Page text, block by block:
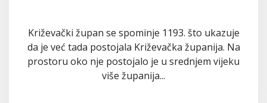
Križevački župan se spominje 1193. što ukazuje
da je već tada postojala Križevačka županija. Na
prostoru oko nje postojalo je u srednjem vijeku
više županija...